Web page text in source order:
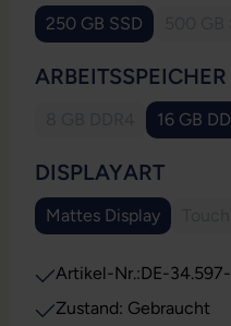
250 GB SSD
(Diese Option ist
ARBEITSSPEICHER
(Diese Option ist
16 GB
DISPLAYART
Mattes Display
(Diese Option ist
Artikel-Nr.:DE-
Zustand: Gebraucht